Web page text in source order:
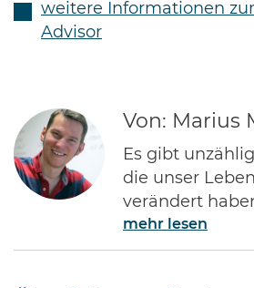
weitere Informationen
Advisor
Von: Marius
Es gibt
die unser
verändert
des Internets
zu den
mehr lesen